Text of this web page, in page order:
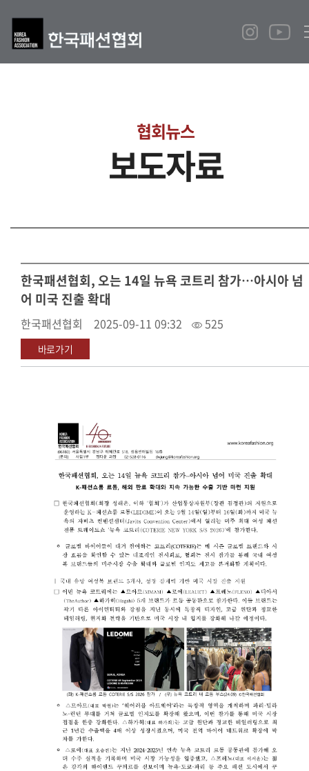
협회뉴스
보도자료
한국패션협회, 오는 14일 뉴욕 코트리 참가…아시아 넘
어 미국 진출 확대
한국패션협회 2025-09-11 09:32 525
바로가기